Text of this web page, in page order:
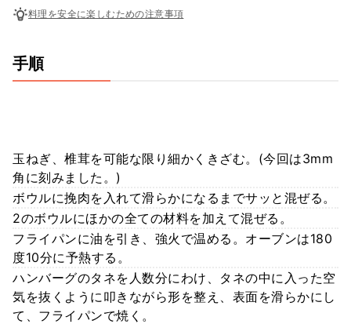
料理を安全に楽しむための注意事項
手順
玉ねぎ、椎茸を可能な限り細かくきざむ。(今回は3mm
角に刻みました。)
ボウルに挽肉を入れて滑らかになるまでサッと混ぜる。
2のボウルにほかの全ての材料を加えて混ぜる。
フライパンに油を引き、強火で温める。オーブンは180
度10分に予熱する。
ハンバーグのタネを人数分にわけ、タネの中に入った空
気を抜くように叩きながら形を整え、表面を滑らかにし
て、フライパンで焼く。